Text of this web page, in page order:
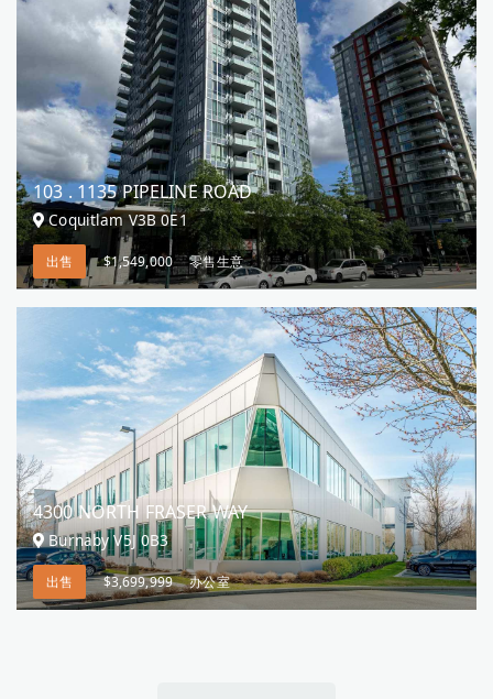
103 . 1135 PIPELINE ROAD
Coquitlam V3B 0E1
出售 $1,549,000 零售生意
4300 NORTH FRASER WAY
Burnaby V5J 0B3
出售 $3,699,999 办公室